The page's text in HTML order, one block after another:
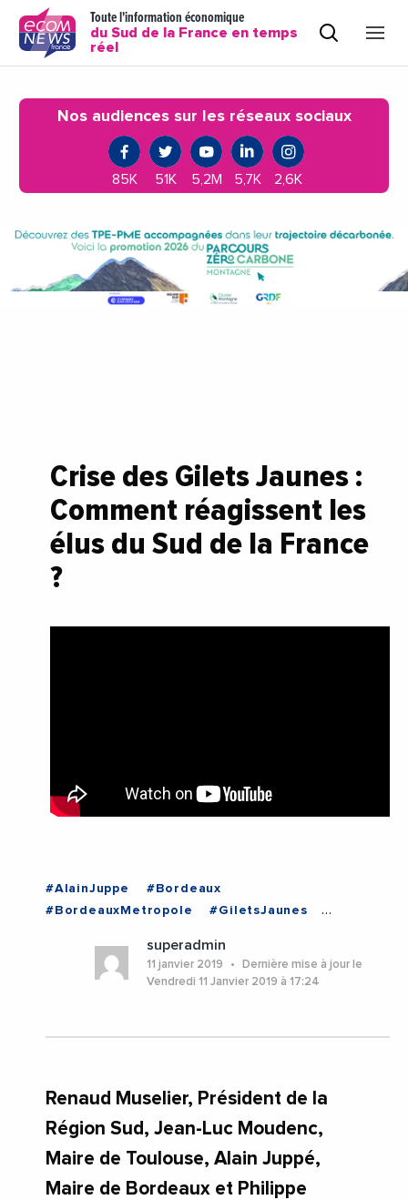
Toute l'information économique
du Sud de la France en temps
réel
Nos audiences sur les réseaux sociaux
85K 51K 5,2M 5,7K 2,6K
Crise des Gilets Jaunes :
Comment réagissent les
élus du Sud de la France
?
#AlainJuppe
#Bordeaux
#BordeauxMetropole
#GiletsJaunes
#Montpellier
#NouvelleAquitaine
#Occitanie
#PhilippeSaurel
#Bordeaux
#InfosNationales
#Montpellier
superadmin
11 janvier 2019
Dernière mise à jour le
Vendredi 11 Janvier 2019 à 17:24
Renaud Muselier, Président de la
Région Sud, Jean-Luc Moudenc,
Maire de Toulouse, Alain Juppé,
Maire de Bordeaux et Philippe